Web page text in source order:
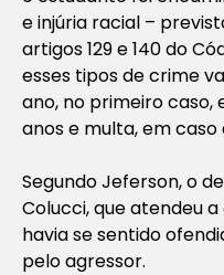
e injúria racial –
artigos 129 e 140 do
esses tipos de crime
ano, no primeiro caso,
anos e multa, em
Segundo Jeferson, o
Colucci, que atendeu
havia se sentido
pelo agressor.